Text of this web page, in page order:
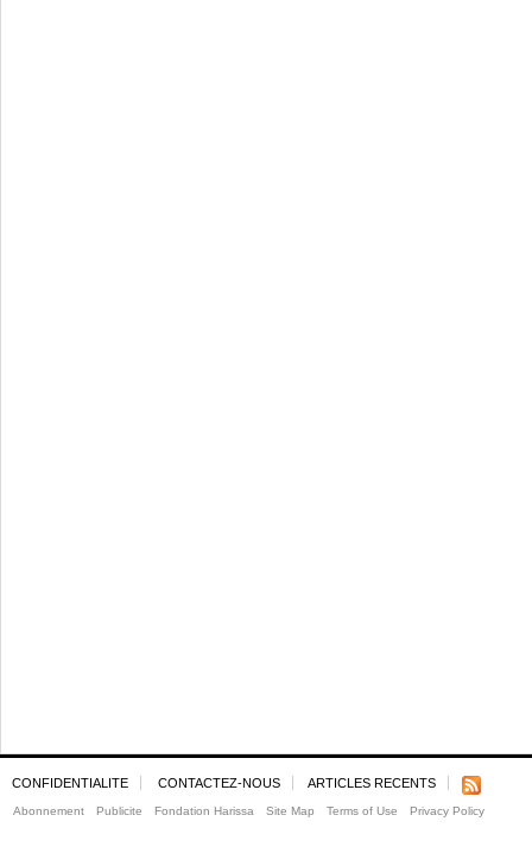
CONFIDENTIALITE CONTACTEZ-NOUS ARTICLES RECENTS
Abonnement Publicite Fondation Harissa Site Map Terms of Use Privacy Policy